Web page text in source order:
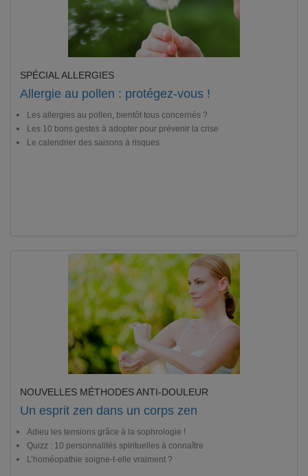
SPÉCIAL ALLERGIES
Allergie au pollen : protégez-vous !
Les allergies au pollen, bientôt tous concernés ?
Les 10 bons gestes à adopter pour prévenir la crise
Le calendrier des saisons à risques
NOUVELLES MÉTHODES ANTI-DOULEUR
Un esprit zen dans un corps zen
Adieu les tensions grâce à la sophrologie !
Quizz : 10 personnalités spirituelles à connaître
L’homéopathie soigne-t-elle vraiment ?